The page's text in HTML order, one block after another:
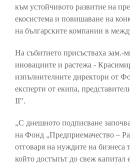
към устойчивото развитие на
екосистема и повишаване на
на българските компании в
На събитието присъстваха зам.-
иновациите и растежа -
изпълнителните директори от
експерти от екипа,
II".
„С днешното подписване
на Фонд „Предприемачество –
отговаря на нуждите на бизнеса
който достъпът до свеж капитал